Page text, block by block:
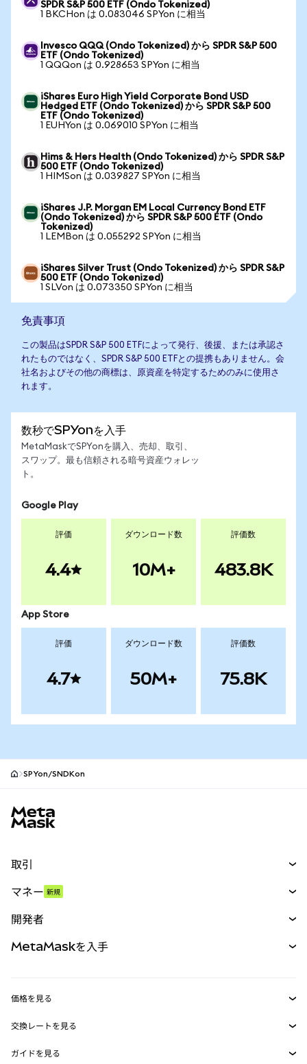
SPDR S&P 500 ETF (Ondo Tokenized)
1 BKCHon は 0.083046 SPYon に相当
Invesco QQQ (Ondo Tokenized) から SPDR S&P 500
ETF (Ondo Tokenized)
1 QQQon は 0.928653 SPYon に相当
iShares Euro High Yield Corporate Bond USD
Hedged ETF (Ondo Tokenized) から SPDR S&P 500
ETF (Ondo Tokenized)
1 EUHYon は 0.069010 SPYon に相当
Hims & Hers Health (Ondo Tokenized) から SPDR S&P
500 ETF (Ondo Tokenized)
1 HIMSon は 0.039827 SPYon に相当
iShares J.P. Morgan EM Local Currency Bond ETF
(Ondo Tokenized) から SPDR S&P 500 ETF (Ondo
Tokenized)
1 LEMBon は 0.055292 SPYon に相当
iShares Silver Trust (Ondo Tokenized) から SPDR S&P
500 ETF (Ondo Tokenized)
1 SLVon は 0.073350 SPYon に相当
免責事項
この製品はSPDR S&P 500 ETFによって発行、後援、または承認さ
れたものではなく、SPDR S&P 500 ETFとの提携もありません。会
社名およびその他の商標は、原資産を特定するためのみに使用さ
れます。
数秒でSPYonを入手
MetaMaskでSPYonを購入、売却、取引、
スワップ。最も信頼される暗号資産ウォレッ
ト。
Google Play
評価
4.4
ダウンロード数
10M+
評価数
483.8K
App Store
評価
4.7
ダウンロード数
50M+
評価数
75.8K
SPYon/SNDKon
取引
パーペチュアル
RWA
マネー 新規
開発者
MetaMask Connect
Snaps
MetaMaskを入手
セキュリティ
価格を見る
イーサリアムの価格
Solanaの価格
交換レートを見る
ETH→USD
ガイドを見る